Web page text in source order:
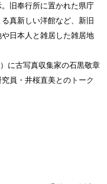
旧奉行所に置かれた県庁
真新しい洋館など、新旧
日本人と雑居した雑居地
に古写真収集家の石黒敬章
員・井桜直美との トーク